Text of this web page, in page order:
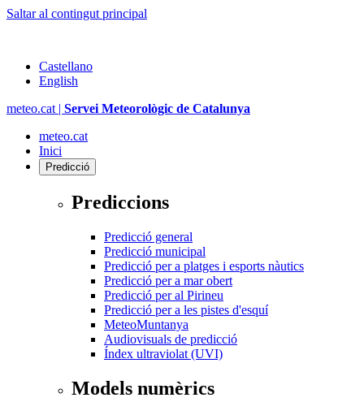
Saltar al contingut principal
Castellano
English
meteo.cat | Servei Meteorològic de Catalunya
meteo.cat
Inici
Predicció
Prediccions
Predicció general
Predicció municipal
Predicció per a platges i esports nàutics
Predicció per a mar obert
Predicció per al Pirineu
Predicció per a les pistes d'esquí
MeteoMuntanya
Audiovisuals de predicció
Índex ultraviolat (UVI)
Models numèrics